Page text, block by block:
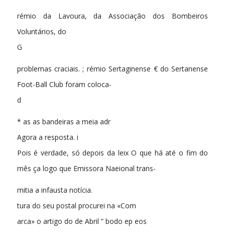
rémio da Lavoura, da Associação dos Bombeiros
Voluntários, do
G
problemas craciais. ; rémio Sertaginense € do Sertanense
Foot-Ball Club foram coloca-
d
* as as bandeiras a meia adr
Agora a resposta. i
Pois é verdade, só depois da leix O que há até o fim do
mês ça logo que Emissora Naeional trans-
mitia a infausta notícia.
tura do seu postal procurei na «Com
arca» o artigo do de Abril ” bodo ep eos